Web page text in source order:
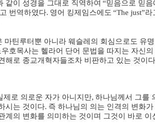
같이 성경을 그대로 직역하여 “믿음으로 믿음
번역하였다. 영어 킹제임스에도 “The just”라
마틴루터뿐 아니라 웨슬레의 회심으로도 유
호목사는 헬라어 단어 문법을 따지는 자신의
해로 종교개혁자들조차 비판하고 있는 것이다
제로 의로운 자가 아니지만, 하나님께서 그를
시는 것이다. 즉 하나님의 의는 인격의 변화가
계의 변화를 의미하는 것이며 그것이 바로 이